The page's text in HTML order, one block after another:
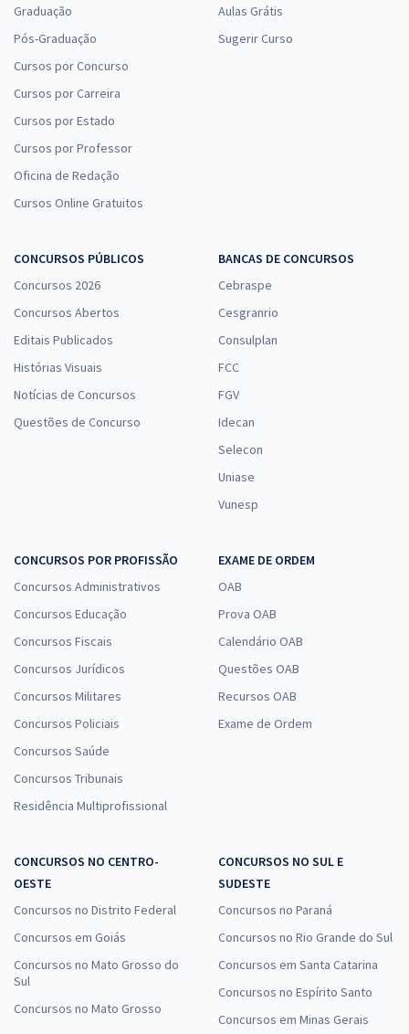
Graduação
Pós-Graduação
Cursos por Concurso
Cursos por Carreira
Cursos por Estado
Cursos por Professor
Oficina de Redação
Cursos Online Gratuitos
Aulas Grátis
Sugerir Curso
CONCURSOS PÚBLICOS
Concursos 2026
Concursos Abertos
Editais Publicados
Histórias Visuais
Notícias de Concursos
Questões de Concurso
BANCAS DE CONCURSOS
Cebraspe
Cesgranrio
Consulplan
FCC
FGV
Idecan
Selecon
Uniase
Vunesp
CONCURSOS POR PROFISSÃO
Concursos Administrativos
Concursos Educação
Concursos Fiscais
Concursos Jurídicos
Concursos Militares
Concursos Policiais
Concursos Saúde
Concursos Tribunais
Residência Multiprofissional
EXAME DE ORDEM
OAB
Prova OAB
Calendário OAB
Questões OAB
Recursos OAB
Exame de Ordem
CONCURSOS NO CENTRO-
OESTE
Concursos no Distrito Federal
Concursos em Goiás
Concursos no Mato Grosso do
Sul
Concursos no Mato Grosso
CONCURSOS NO SUL E
SUDESTE
Concursos no Paraná
Concursos no Rio Grande do Sul
Concursos em Santa Catarina
Concursos no Espírito Santo
Concursos em Minas Gerais